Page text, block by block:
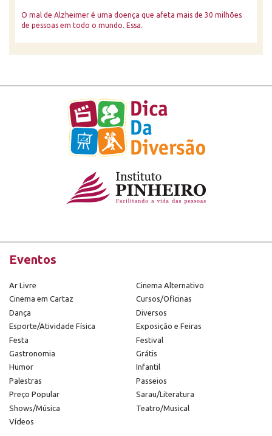
O mal de Alzheimer é uma doença que afeta mais de 30 milhões
de pessoas em todo o mundo. Essa.
Eventos
Ar Livre
Cinema Alternativo
Cinema em Cartaz
Cursos/Oficinas
Dança
Diversos
Esporte/Atividade Física
Exposição e Feiras
Festa
Festival
Gastronomia
Grátis
Humor
Infantil
Palestras
Passeios
Preço Popular
Sarau/Literatura
Shows/Música
Teatro/Musical
Vídeos